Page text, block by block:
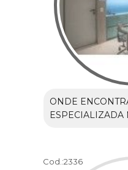
ONDE
ESPECIALIZADA
Cod.:2336